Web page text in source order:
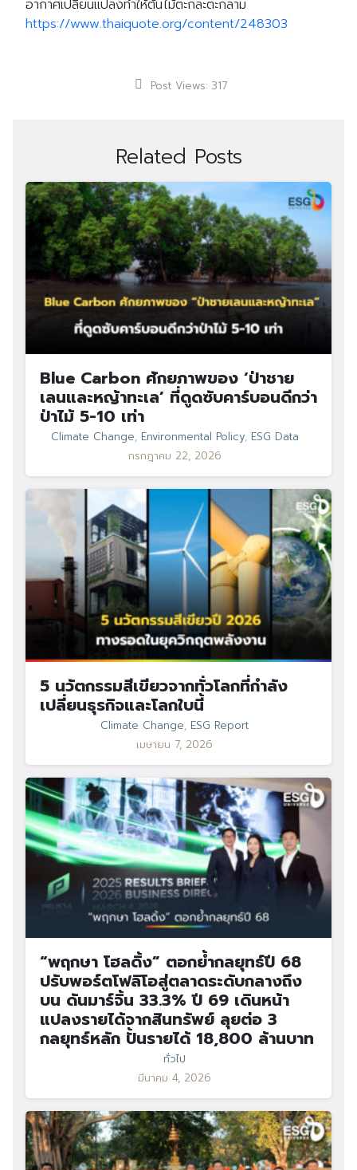
Search
for: Search
อากาศเปลี่ยนแปลงทำให้ต้นไม้ตะกละตะกลาม
https://www.thaiquote.org/content/248303
Post Views: 317
Related Posts
Blue Carbon ศักยภาพของ ‘ป่าชาย
เลนและหญ้าทะเล’ ที่ดูดซับคาร์บอนดีกว่า
ป่าไม้ 5-10 เท่า
Climate Change, Environmental Policy, ESG Data
กรกฎาคม 22, 2026
5 นวัตกรรมสีเขียวจากทั่วโลกที่กำลัง
เปลี่ยนธุรกิจและโลกใบนี้
Climate Change, ESG Report
เมษายน 7, 2026
“พฤกษา โฮลดิ้ง” ตอกย้ำกลยุทธ์ปี 68
ปรับพอร์ตโฟลิโอสู่ตลาดระดับกลางถึง
บน ดันมาร์จิ้น 33.3% ปี 69 เดินหน้า
แปลงรายได้จากสินทรัพย์ ลุยต่อ 3
กลยุทธ์หลัก ปั้นรายได้ 18,800 ล้านบาท
ทั่วไป
มีนาคม 4, 2026